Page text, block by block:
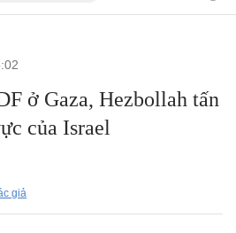
ở Gaza, Hezbollah tấn
của Israel
giả